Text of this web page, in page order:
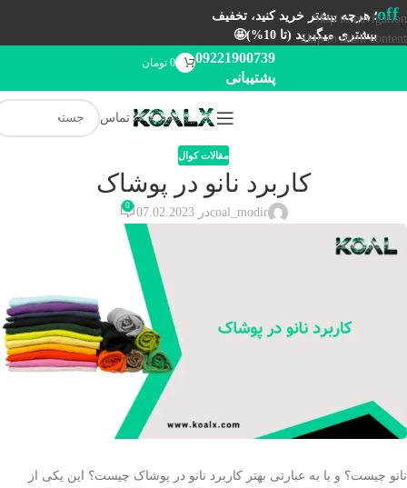
Skip to navigation
Skip to main content
off؛ هرچه بیشتر خرید کنید، تخفیف
بیشتری میگیرید (تا 10%)🤩
09221900739
پشتیبانی
0 تومان
تماس
مقالات کوال
کاربرد نانو در پوشاک
coal_modirدر 07.02.2023 0
نانو چیست؟ و یا به عبارتی بهتر کاربرد نانو در پوشاک چیست؟ این یکی از